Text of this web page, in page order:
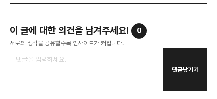
이 글에 대한 의견을 남겨주세요! 0
서로의 생각을 공유할수록 인사이트가 커집니다.
댓글남기기